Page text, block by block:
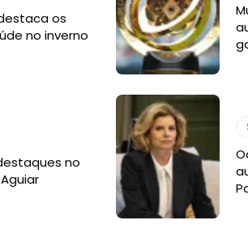
os
no inverno
no